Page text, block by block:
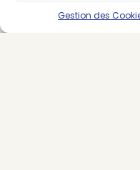
Gestion des